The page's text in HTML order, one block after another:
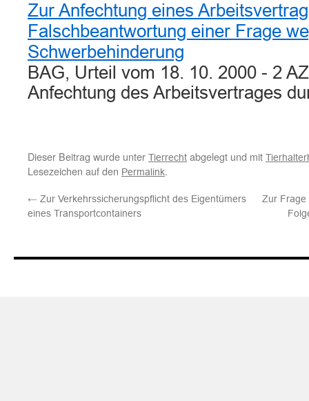
Zur Anfechtung eines
Falschbeantwortung einer Frage
Schwerbehinderung
BAG, Urteil vom 18. 10. 2000 - 2
Anfechtung des Arbeitsvertrages
Dieser Beitrag wurde unter Tierrecht abgelegt und mit
Lesezeichen auf den Permalink.
← Zur Verkehrssicherungspflicht des Eigentümers
eines Transportcontainers
Zur Frage